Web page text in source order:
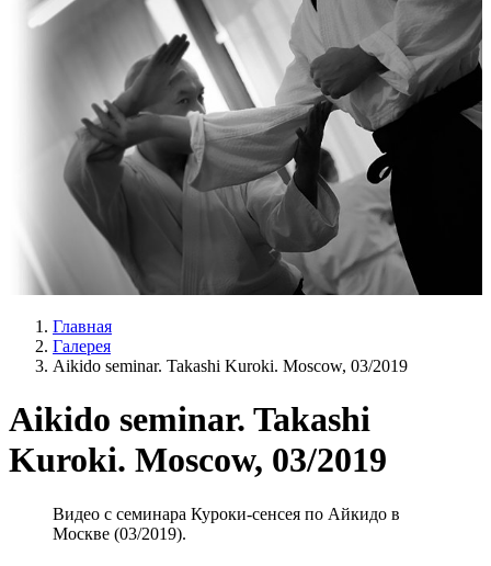
Главная
Галерея
Aikido seminar. Takashi Kuroki. Moscow, 03/2019
Aikido seminar. Takashi
Kuroki. Moscow, 03/2019
Видео с семинара Куроки-сенсея по Айкидо в
Москве (03/2019).